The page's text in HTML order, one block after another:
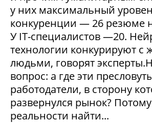
у них максимальный
конкуренции — 26 резюме
У IT-специалистов —20.
технологии конкурируют с
людьми, говорят
вопрос: а где эти
работодатели, в сторону
развернулся рынок?
реальности найти...